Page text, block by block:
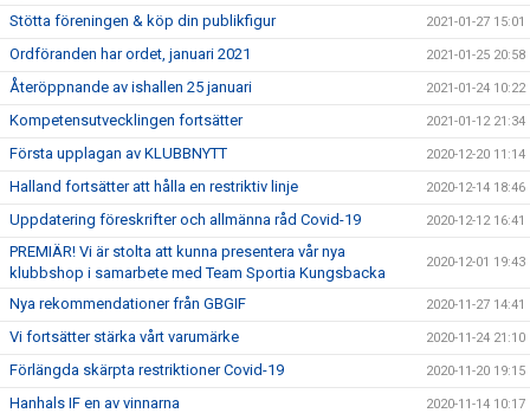
Stötta föreningen & köp din publikfigur 2021-01-27 15:01
Ordföranden har ordet, januari 2021 2021-01-25 20:58
Återöppnande av ishallen 25 januari 2021-01-24 10:22
Kompetensutvecklingen fortsätter 2021-01-12 21:34
Första upplagan av KLUBBNYTT 2020-12-20 11:14
Halland fortsätter att hålla en restriktiv linje 2020-12-14 18:46
Uppdatering föreskrifter och allmänna råd Covid-19 2020-12-12 16:41
PREMIÄR! Vi är stolta att kunna presentera vår nya
klubbshop i samarbete med Team Sportia Kungsbacka
2020-12-01 19:43
Nya rekommendationer från GBGIF 2020-11-27 14:41
Vi fortsätter stärka vårt varumärke 2020-11-24 21:10
Förlängda skärpta restriktioner Covid-19 2020-11-20 19:15
Hanhals IF en av vinnarna 2020-11-14 10:17